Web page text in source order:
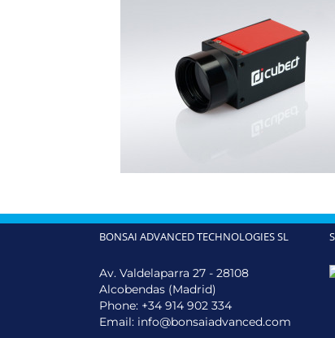
BONSAI ADVANCED TECHNOLOGIES SL
Av. Valdelaparra 27 - 28108
Alcobendas (Madrid)
Phone: +34 914 902 334
Email: info@bonsaiadvanced.com